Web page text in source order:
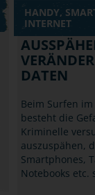
HANDY,
INTERNET
DATEN
Beim Surfen
besteht die
Kriminelle
auszuspähen,
Smartphones,
Notebooks etc.